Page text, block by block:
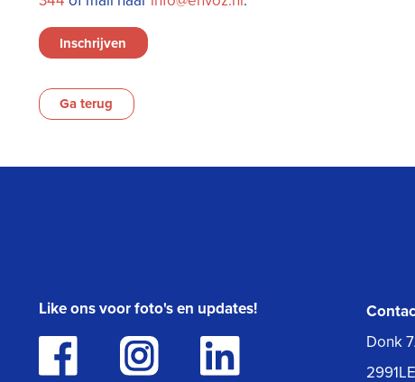
Inschrijven
Ga terug
Like ons voor foto's en updates!
Donk